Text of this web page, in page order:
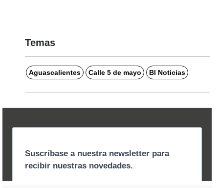
Temas
Aguascalientes Calle 5 de mayo BI Noticias